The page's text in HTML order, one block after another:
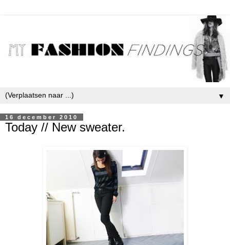
▼
16 december 2010
Today // New sweater.